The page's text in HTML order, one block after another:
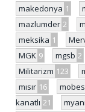
makedonya 1
mazlumder 2
meksika 1
MGK 9 mgsb 2
Militarizm 123
mısır 16
kanatlı 21